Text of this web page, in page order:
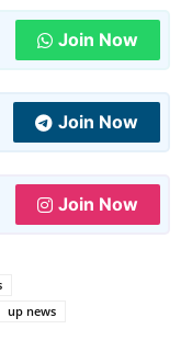
Join Now
Join Now
Join Now
up news